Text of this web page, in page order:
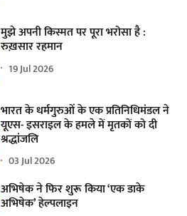
मुझे अपनी किस्मत पर पूरा भरोसा है :
रुख़सार रहमान
19 Jul 2026
भारत के धर्मगुरुओं के एक प्रतिनिधिमंडल ने
यूएस- इसराइल के हमले में मृतकों को दी
श्रद्धांजलि
03 Jul 2026
अभिषेक ने फिर शुरू किया ‘एक डाके
अभिषेक’ हेल्पलाइन